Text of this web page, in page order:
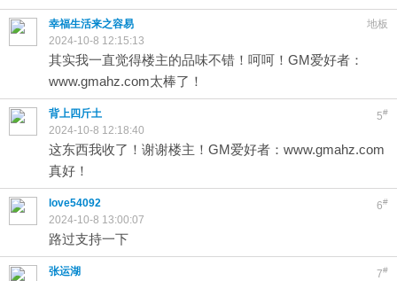
地板
幸福生活来之容易
2024-10-8 12:15:13
其实我一直觉得楼主的品味不错！呵呵！GM爱好者：
www.gmahz.com太棒了！
5#
背上四斤土
2024-10-8 12:18:40
这东西我收了！谢谢楼主！GM爱好者：www.gmahz.com
真好！
6#
love54092
2024-10-8 13:00:07
路过支持一下
7#
张运湖